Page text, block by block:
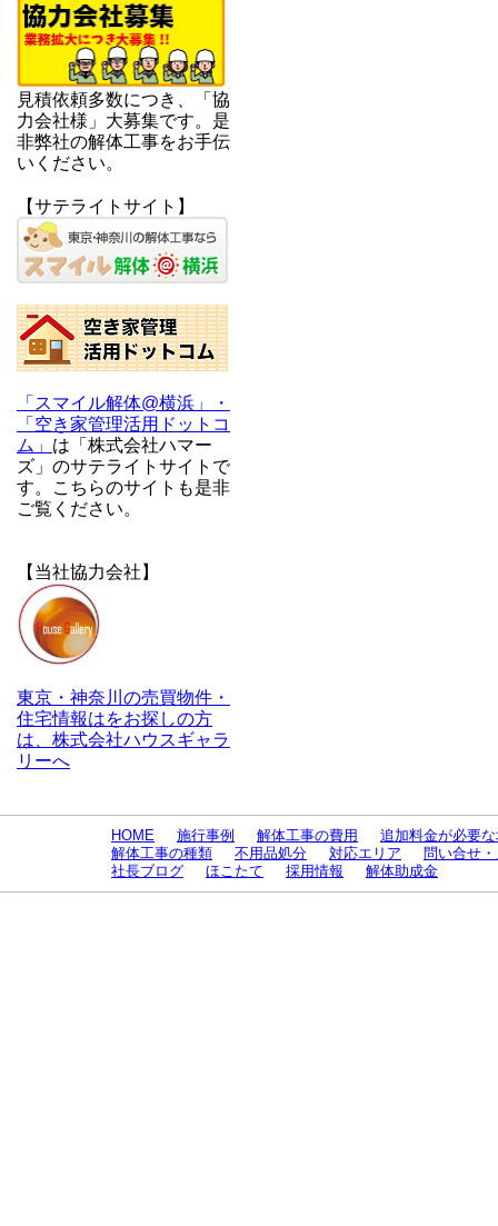
見積依頼多数につき、「協
力会社様」大募集です。是
非弊社の解体工事をお手伝
いください。
【サテライトサイト】
「スマイル解体@横浜」・
「空き家管理活用ドットコ
ム」 は「株式会社ハマー
ズ」のサテライトサイトで
す。こちらのサイトも是非
ご覧ください。
【当社協力会社】
東京・神奈川の売買物件・
住宅情報はをお探しの方
は、株式会社ハウスギャラ
リーへ
HOME 施行事例 解体工事の費用
追加料金が必要
解体工事の種類
不用品処分 対応エリア
問い合せ
社長ブログ
ほこたて 採用情報 解体助成金